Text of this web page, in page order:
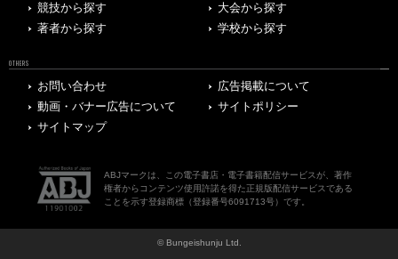
競技から探す
大会から探す
著者から探す
学校から探す
OTHERS
お問い合わせ
広告掲載について
動画・バナー広告について
サイトポリシー
サイトマップ
ABJマークは、この電子書店・電子書籍配信サービスが、著作
権者からコンテンツ使用許諾を得た正規版配信サービスである
ことを示す登録商標（登録番号6091713号）です。
© Bungeishunju Ltd.